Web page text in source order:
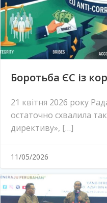
Боротьба ЄС із
21 квітня 2026 року
остаточно схвалила
директиву», […]
11/05/2026